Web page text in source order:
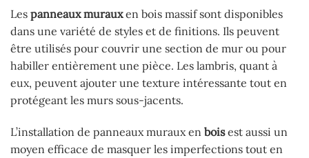
Les panneaux murauxen bois massif sont disponibles
dans une variété de styles et de finitions. Ils peuvent
être utilisés pour couvrir une section de mur ou pour
habiller entièrement une pièce. Les lambris, quant à
eux, peuvent ajouter une texture intéressante tout en
protégeant les murs sous-jacents.
L’installation de panneaux muraux en boisest aussi un
moyen efficace de masquer les imperfections tout en